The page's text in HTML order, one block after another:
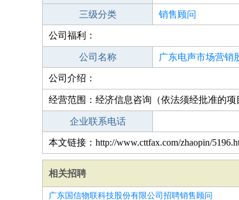
三级分类 销售顾问
公司福利：
公司名称 广东电声市场营销
公司介绍：
经营范围：经济信息咨询（依法须经批准的
企业联系电话
本文链接：http://www.cttfax.com/zhaopin/
相关招聘
广东国信物联科技股份有限公司招聘销售顾问